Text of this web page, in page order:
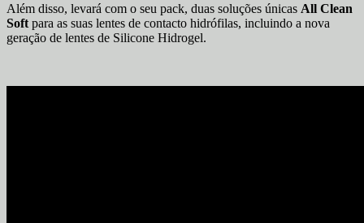
Além disso, levará com o seu pack, duas soluções únicas All Clean
Soft para as suas lentes de contacto hidrófilas, incluindo a nova
geração de lentes de Silicone Hidrogel.